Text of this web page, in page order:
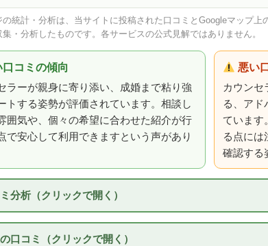
統計・分析は、当サイトに投稿された口コミとGoogleマップ上
集・分析したものです。各サービスの公式見解ではありません。
口コミの傾向
ラーが親身に寄り添い、成婚まで粘り強
トする姿勢が評価されています。相談し
囲気や、個々の希望に合わせた紹介が行
で安心して利用できますという声があり
悪い
カウンセ
る、アド
ています
る点には
確認する
分析（クリックで開く）
口コミ（クリックで開く）